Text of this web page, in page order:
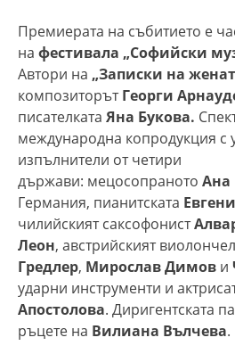
Премиерата на събитието е
на фестивала „Софийски
Автори на „Записки на
композиторътГеорги
писателката Яна Букова.
международна копродукция с
изпълнители от четири
държави: мецосопраното Ана
Германия, пианитската
чилийският саксофонист
Леон, австрийският
Гредлер, Мирослав Димов и
ударни инструменти и
Апостолова. Диригентската
ръцете на Вилиана Вълчева.